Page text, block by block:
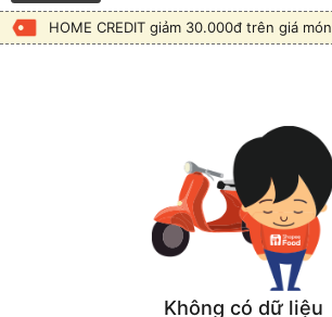
HOME CREDIT giảm 30.000đ trên giá món
Không có dữ liệu